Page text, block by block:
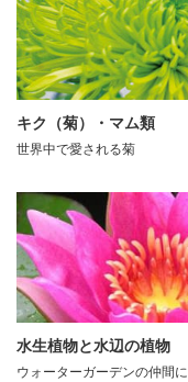
キク（菊）・マム類
世界中で愛される菊
水生植物と水辺の植物
ウォーターガーデンの仲間に